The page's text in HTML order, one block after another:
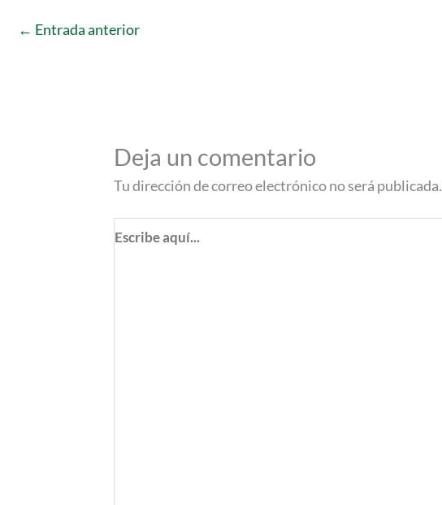
← Entrada anterior
Deja un comentario
Tu dirección de correo electrónico no será publicada.
Escribe
aquí...